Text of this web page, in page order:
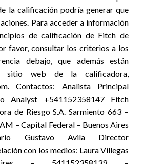
la calificación podría generar que
Para acceder a información
de calificación de Fitch de
favor, consultar los criterios a los
debajo, que además están
sitio web de la calificadora,
Contactos: Analista Principal
Analyst +541152358147 Fitch
de Riesgo S.A. Sarmiento 663 –
– Capital Federal – Buenos Aires
Gustavo Avila Director
con los medios: Laura Villegas